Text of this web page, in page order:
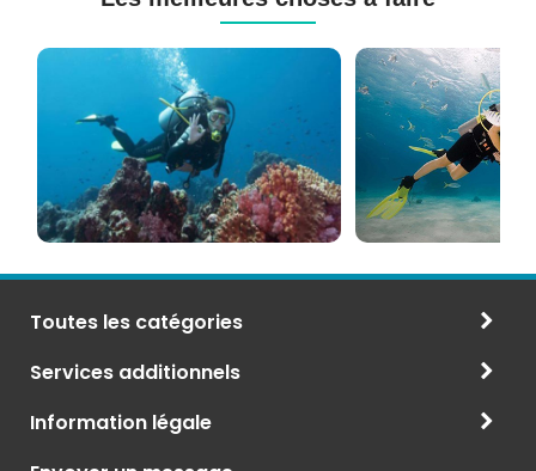
de
Sous-
marine
à
Maurice
Toutes les catégories
Services additionnels
Information légale